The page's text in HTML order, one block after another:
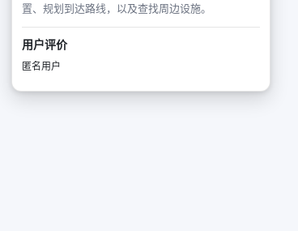
置、规划到达路线，以及查找周边设施。
用户评价
匿名用户